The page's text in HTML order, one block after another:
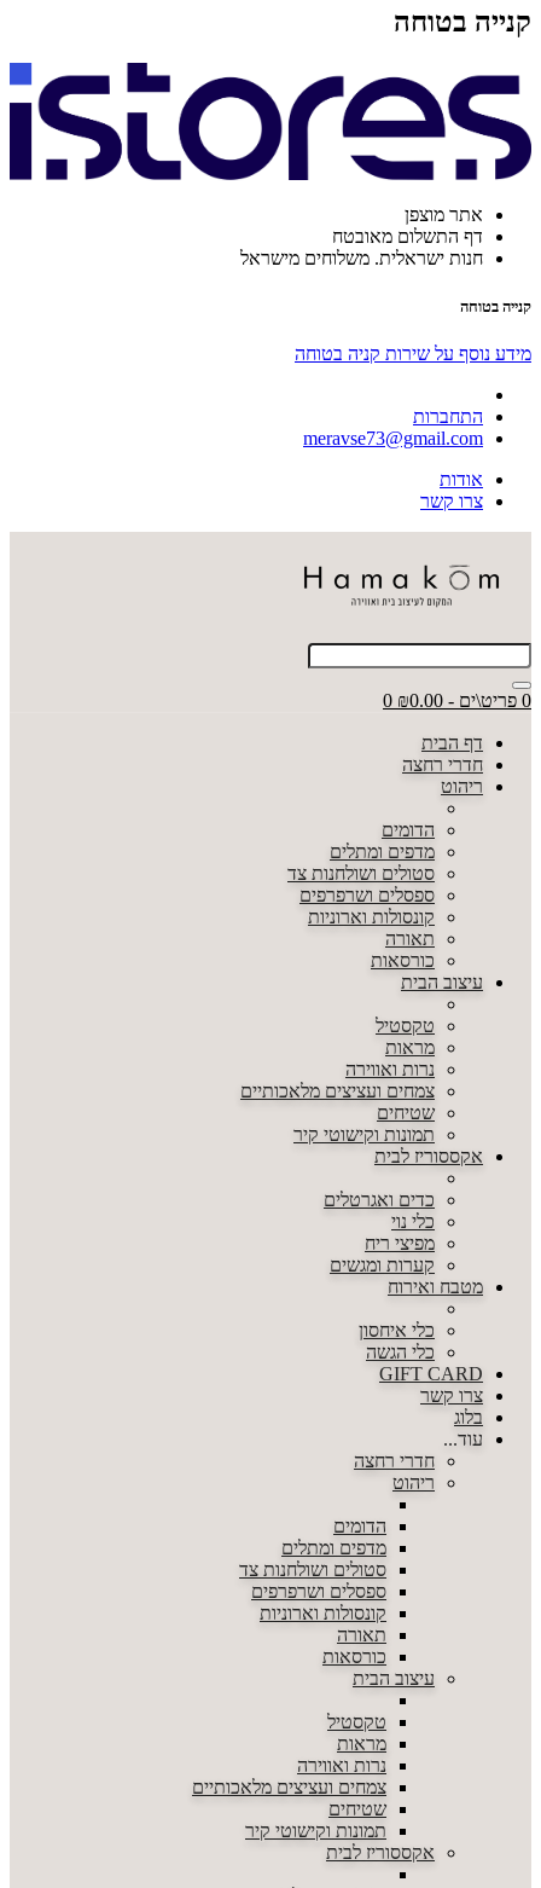
קנייה בטוחה
אתר מוצפן
דף התשלום מאובטח
חנות ישראלית. משלוחים מישראל
קנייה בטוחה
מידע נוסף על שירות קניה בטוחה
התחברות
meravse73@gmail.com
אודות
צרו קשר
0 פריט\ים - ₪0.00 0
דף הבית
חדרי רחצה
ריהוט
הדומים
מדפים ומתלים
סטולים ושולחנות צד
ספסלים ושרפרפים
קונסולות וארוניות
תאורה
כורסאות
עיצוב הבית
טקסטיל
מראות
נרות ואווירה
צמחים ועציצים מלאכותיים
שטיחים
תמונות וקישוטי קיר
אקססוריז לבית
כדים ואגרטלים
כלי נוי
מפיצי ריח
קערות ומגשים
מטבח ואירוח
כלי איחסון
כלי הגשה
GIFT CARD
צרו קשר
בלוג
עוד...
חדרי רחצה
ריהוט
הדומים
מדפים ומתלים
סטולים ושולחנות צד
ספסלים ושרפרפים
קונסולות וארוניות
תאורה
כורסאות
עיצוב הבית
טקסטיל
מראות
נרות ואווירה
צמחים ועציצים מלאכותיים
שטיחים
תמונות וקישוטי קיר
אקססוריז לבית